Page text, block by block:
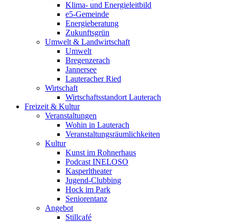
Klima- und Energieleitbild
e5-Gemeinde
Energieberatung
Zukunftsgrün
Umwelt & Landwirtschaft
Umwelt
Bregenzerach
Jannersee
Lauteracher Ried
Wirtschaft
Wirtschaftsstandort Lauterach
Freizeit & Kultur
Veranstaltungen
Wohin in Lauterach
Veranstaltungsräumlichkeiten
Kultur
Kunst im Rohnerhaus
Podcast INELOSO
Kasperltheater
Jugend-Clubbing
Hock im Park
Seniorentanz
Angebot
Stillcafé